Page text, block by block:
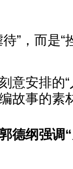
”，而是“
意安排的
故事的素
德纲强调